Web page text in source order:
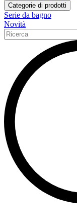
Categorie di prodotti
Serie da bagno
Novità